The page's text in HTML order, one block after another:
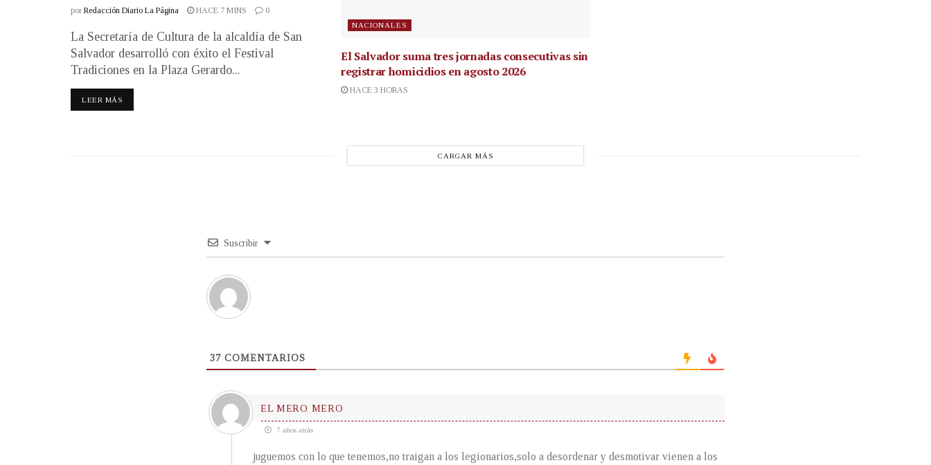
por Redacción Diario La Página HACE 7 MINS 0
La Secretaría de Cultura de la alcaldía de San
Salvador desarrolló con éxito el Festival
Tradiciones en la Plaza Gerardo...
LEER MÁS
NACIONALES
El Salvador suma tres jornadas consecutivas sin
registrar homicidios en agosto 2026
HACE 3 HORAS
CARGAR MÁS
Suscribir
37 COMENTARIOS
EL MERO MERO
7 años atrás
juguemos con lo que tenemos,no traigan a los legionarios,solo a desordenar y desmotivar vienen a los